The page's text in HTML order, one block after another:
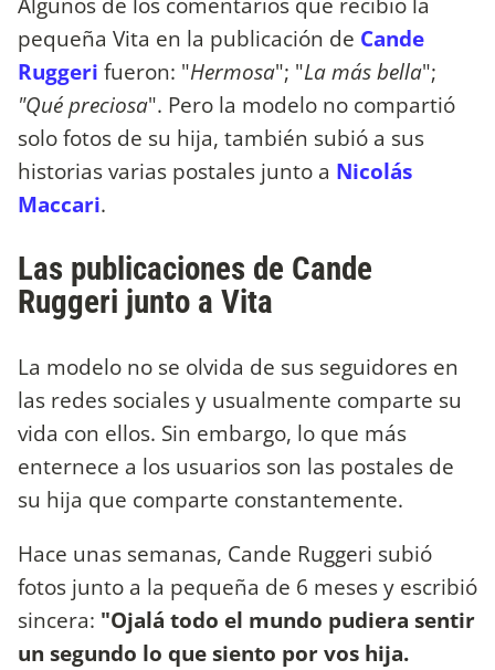
pequeña Vita en la publicación de Cande
Ruggeri fueron: "Hermosa"; "La más bella";
"Qué preciosa". Pero la modelo no compartió
solo fotos de su hija, también subió a sus
historias varias postales junto a Nicolás
Maccari.
Las publicaciones de Cande
Ruggeri junto a Vita
La modelo no se olvida de sus seguidores en
las redes sociales y usualmente comparte su
vida con ellos. Sin embargo, lo que más
enternece a los usuarios son las postales de
su hija que comparte constantemente.
Hace unas semanas, Cande Ruggeri subió
fotos junto a la pequeña de 6 meses y escribió
sincera: "Ojalá todo el mundo pudiera sentir
un segundo lo que siento por vos hija.